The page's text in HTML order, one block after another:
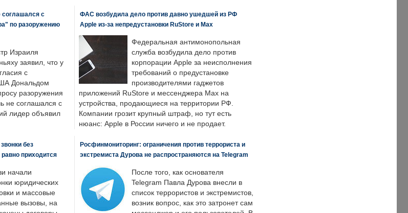
соглашался с
по разоружению
Израиля
заявил, что у
с
Дональдом
разоружения
не соглашался с
лидер объявил
ФАС возбудила дело против давно ушедшей из РФ
Apple из-за непредустановки RuStore и Max
Федеральная антимонопольная
служба возбудила дело против
корпорации Apple за неисполнения
требований о предустановке
производителями гаджетов
приложений RuStore и мессенджера Max на
устройства, продающиеся на территории РФ.
Компании грозит крупный штраф, но тут есть
нюанс: Apple в России ничего и не продает.
без
равно приходится
начали
юридических
и массовые
вызовы, на
Росфинмониторинг: ограничения против террориста и
экстремиста Дурова не распространяются на Telegram
После того, как основателя
Telegram Павла Дурова внесли в
список террористов и экстремистов,
возник вопрос, как это затронет сам